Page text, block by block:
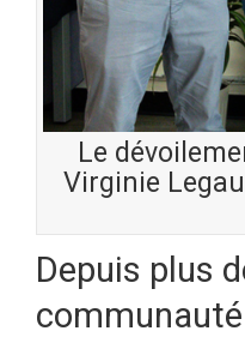
Le
Virginie
Depuis plus